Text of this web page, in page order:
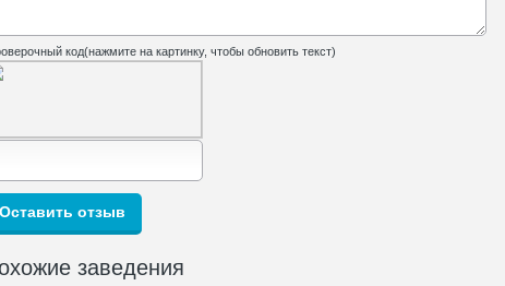
код(нажмите на картинку, чтобы обновить текст)
заведения